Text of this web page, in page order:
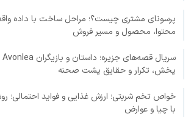
پرسونای مشتری چیست؟؛ مراحل ساخت با داده
محتوا، محصول و مسیر فروش
پخش، تکرار و حقایق پشت صحنه
خواص تخم شربتی؛ ارزش غذایی و فواید احتمالی؛
با چیا و عوارض